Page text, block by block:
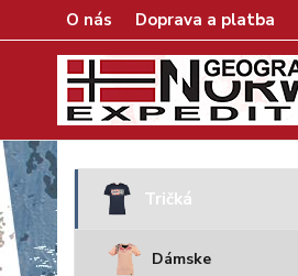
O nás Doprava a platba
Tričká
Dámske